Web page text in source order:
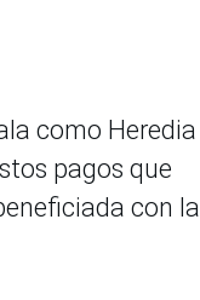
como Heredia
pagos que
con la